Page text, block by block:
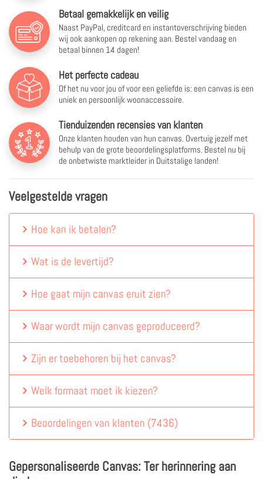
Betaal gemakkelijk en veilig
Naast PayPal, creditcard en instantoverschrijving bieden
wij ook aankopen op rekening aan. Bestel vandaag en
betaal binnen 14 dagen!
Het perfecte cadeau
Of het nu voor jou of voor een geliefde is: een canvas is een
uniek en persoonlijk woonaccessoire.
Tienduizenden recensies van klanten
Onze klanten houden van hun canvas. Overtuig jezelf met
behulp van de grote beoordelingsplatforms. Bestel nu bij
de onbetwiste marktleider in Duitstalige landen!
Veelgestelde vragen
Hoe kan ik betalen?
Wat is de levertijd?
Hoe gaat mijn canvas eruit zien?
Waar wordt mijn canvas geproduceerd?
Zijn er toebehoren bij het canvas?
Welk formaat moet ik kiezen?
Beoordelingen van klanten (7436)
Gepersonaliseerde Canvas: Ter herinnering aan